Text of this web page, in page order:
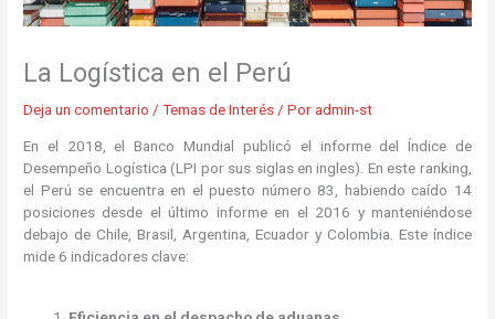
La Logística en el Perú
Deja un comentario /Temas de Interés / Poradmin-st
En el 2018, el Banco Mundial publicó el informe del Índice de
Desempeño Logística (LPI por sus siglas en ingles). En este ranking,
el Perú se encuentra en el puesto número 83, habiendo caído 14
posiciones desde el último informe en el 2016 y manteniéndose
debajo de Chile, Brasil, Argentina, Ecuador y Colombia. Este índice
mide 6 indicadores clave: